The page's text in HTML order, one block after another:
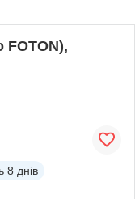
FOTON),
8 днів